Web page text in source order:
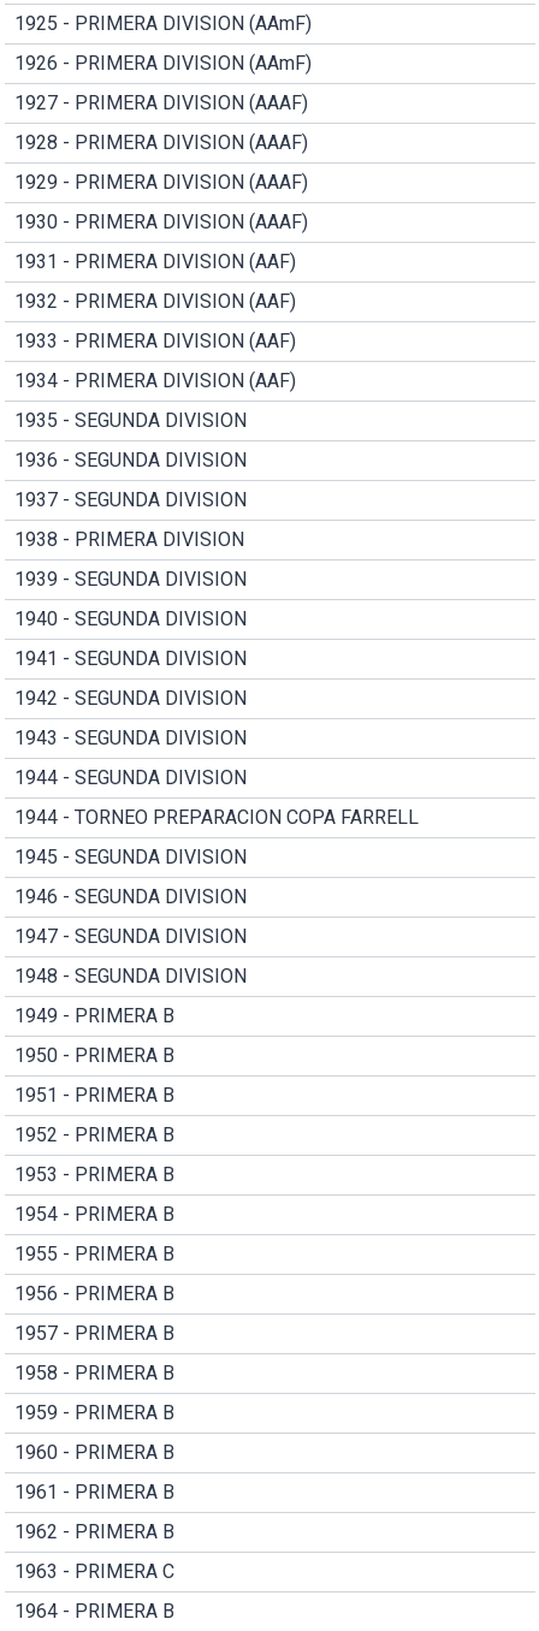
1925 - PRIMERA DIVISION (AAmF)
1926 - PRIMERA DIVISION (AAmF)
1927 - PRIMERA DIVISION (AAAF)
1928 - PRIMERA DIVISION (AAAF)
1929 - PRIMERA DIVISION (AAAF)
1930 - PRIMERA DIVISION (AAAF)
1931 - PRIMERA DIVISION (AAF)
1932 - PRIMERA DIVISION (AAF)
1933 - PRIMERA DIVISION (AAF)
1934 - PRIMERA DIVISION (AAF)
1935 - SEGUNDA DIVISION
1936 - SEGUNDA DIVISION
1937 - SEGUNDA DIVISION
1938 - PRIMERA DIVISION
1939 - SEGUNDA DIVISION
1940 - SEGUNDA DIVISION
1941 - SEGUNDA DIVISION
1942 - SEGUNDA DIVISION
1943 - SEGUNDA DIVISION
1944 - SEGUNDA DIVISION
1944 - TORNEO PREPARACION COPA FARRELL
1945 - SEGUNDA DIVISION
1946 - SEGUNDA DIVISION
1947 - SEGUNDA DIVISION
1948 - SEGUNDA DIVISION
1949 - PRIMERA B
1950 - PRIMERA B
1951 - PRIMERA B
1952 - PRIMERA B
1953 - PRIMERA B
1954 - PRIMERA B
1955 - PRIMERA B
1956 - PRIMERA B
1957 - PRIMERA B
1958 - PRIMERA B
1959 - PRIMERA B
1960 - PRIMERA B
1961 - PRIMERA B
1962 - PRIMERA B
1963 - PRIMERA C
1964 - PRIMERA B